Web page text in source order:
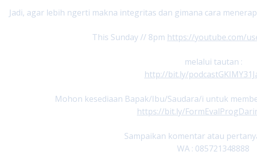
Jadi, agar lebih ngerti makna integritas dan gimana cara
This Sunday // 8pm https://youtube.com/
melalui tautan :
http://bit.ly/
Mohon kesediaan Bapak/Ibu/Saudara/i untuk
https://bit.ly/
Sampaikan komentar atau
WA : 085721348888